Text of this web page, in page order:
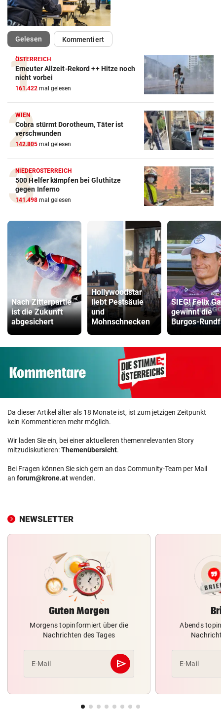
Gelesen(ausgewählt)Kommentiert
ÖSTERREICH
Erneuter Allzeit-Rekord ++ Hitze noch
nicht vorbei
161.422 mal gelesen
WIEN
Cobra stürmt Dorotheum, Täter ist
verschwunden
142.805 mal gelesen
NIEDERÖSTERREICH
500 Helfer kämpfen bei Gluthitze
gegen Inferno
141.498 mal gelesen
Nach Zitterpartie
ist die Zukunft
abgesichert
Hollywoodstar
liebt Pestsäule
und
Mohnschnecken
SIEG! Felix
gewinnt die
Burgos-
Da dieser Artikel älter als 18 Monate ist, ist zum jetzigen Zeitpunkt
kein Kommentieren mehr möglich.
Wir laden Sie ein, bei einer aktuelleren themenrelevanten Story
mitzudiskutieren:Themenübersicht.
Bei Fragen können Sie sich gern an das Community-Team per Mail
an forum@krone.atwenden.
NEWSLETTER
Guten Morgen
Morgens topinformiert über die
Nachrichten des Tages
E-Mail send
Abschicken
Abends
E-Mail